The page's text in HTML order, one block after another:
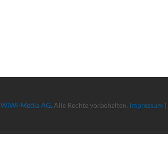
WiWi-Media AG. Alle Rechte vorbehalten. Impressum |